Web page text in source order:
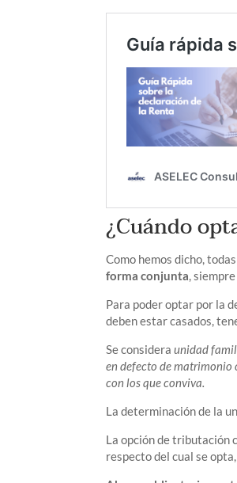
¿Cuándo
Como hemos dicho,
forma conjunta,
Para poder optar por la
deben estar casados,
Se consideraunidad
en defecto de matrimonio
con los que conviva.
La determinación de la
La opción de tributación
respecto del cual se